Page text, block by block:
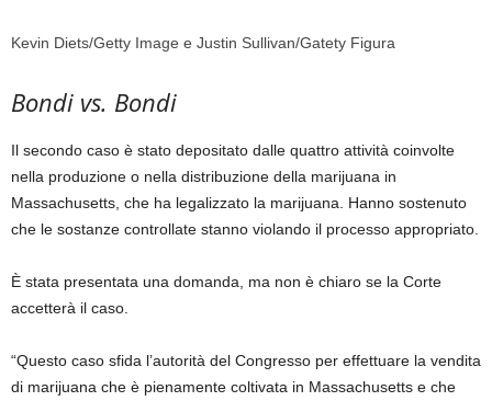
Kevin Diets/Getty Image e Justin Sullivan/Gatety Figura
Bondi vs. Bondi
Il secondo caso è stato depositato dalle quattro attività coinvolte
nella produzione o nella distribuzione della marijuana in
Massachusetts, che ha legalizzato la marijuana. Hanno sostenuto
che le sostanze controllate stanno violando il processo appropriato.
È stata presentata una domanda, ma non è chiaro se la Corte
accetterà il caso.
“Questo caso sfida l’autorità del Congresso per effettuare la vendita
di marijuana che è pienamente coltivata in Massachusetts e che